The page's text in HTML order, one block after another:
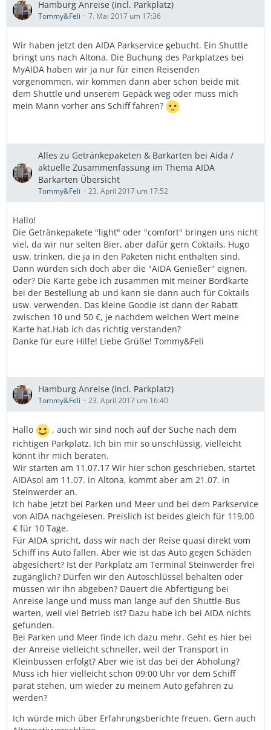
Hamburg Anreise (incl. Parkplatz)
Tommy&Feli 7. Mai 2017 um 17:36
Wir haben jetzt den AIDA Parkservice gebucht. Ein Shuttle
bringt uns nach Altona. Die Buchung des Parkplatzes bei
MyAIDA haben wir ja nur für einen Reisenden
vorgenommen, wir kommen dann aber schon beide mit
dem Shuttle und unserem Gepäck weg oder muss mich
mein Mann vorher ans Schiff fahren?
Alles zu Getränkepaketen & Barkarten bei Aida /
aktuelle Zusammenfassung im Thema AIDA
Barkarten Übersicht
Tommy&Feli 23. April 2017 um 17:52
Hallo!
Die Getränkepakete "light" oder "comfort" bringen uns nicht
viel, da wir nur selten Bier, aber dafür gern Coktails, Hugo
usw. trinken, die ja in den Paketen nicht enthalten sind.
Dann würden sich doch aber die "AIDA Genießer" eignen,
oder? Die Karte gebe ich zusammen mit meiner Bordkarte
bei der Bestellung ab und kann sie dann auch für Coktails
usw. verwenden. Das kleine Goodie ist dann der Rabatt
zwischen 10 und 50 €, je nachdem welchen Wert meine
Karte hat.Hab ich das richtig verstanden?
Danke für eure Hilfe! Liebe Grüße! Tommy&Feli
Hamburg Anreise (incl. Parkplatz)
Tommy&Feli 23. April 2017 um 16:40
Hallo
, auch wir sind noch auf der Suche nach dem
richtigen Parkplatz. Ich bin mir so unschlüssig, vielleicht
könnt ihr mich beraten.
Wir starten am 11.07.17 Wir hier schon geschrieben, startet
AIDAsol am 11.07. in Altona, kommt aber am 21.07. in
Steinwerder an.
Ich habe jetzt bei Parken und Meer und bei dem Parkservice
von AIDA nachgelesen. Preislich ist beides gleich für 119,00
€ für 10 Tage.
Für AIDA spricht, dass wir nach der Reise quasi direkt vom
Schiff ins Auto fallen. Aber wie ist das Auto gegen Schäden
abgesichert? Ist der Parkplatz am Terminal Steinwerder frei
zugänglich? Dürfen wir den Autoschlüssel behalten oder
müssen wir ihn abgeben? Dauert die Abfertigung bei
Anreise lange und muss man lange auf den Shuttle-Bus
warten, weil viel Betrieb ist? Dazu habe ich bei AIDA nichts
gefunden.
Bei Parken und Meer finde ich dazu mehr. Geht es hier bei
der Anreise vielleicht schneller, weil der Transport in
Kleinbussen erfolgt? Aber wie ist das bei der Abholung?
Muss ich hier vielleicht schon 09:00 Uhr vor dem Schiff
parat stehen, um wieder zu meinem Auto gefahren zu
werden?
Ich würde mich über Erfahrungsberichte freuen. Gern auch